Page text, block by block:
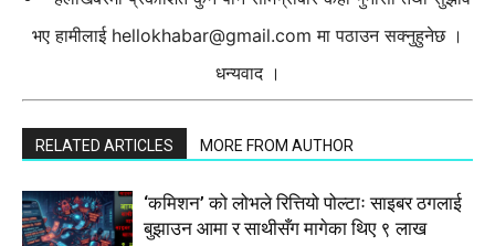
भए हामीलाई hellokhabar@gmail.com मा पठाउन सक्नुहुनेछ ।
धन्यवाद ।
RELATED ARTICLES MORE FROM AUTHOR
‘कमिशन’ को लोभले रित्तियो पोल्टाः साइबर ठगलाई
बुझाउन आमा र साथीसँग मागेका थिए ९ लाख